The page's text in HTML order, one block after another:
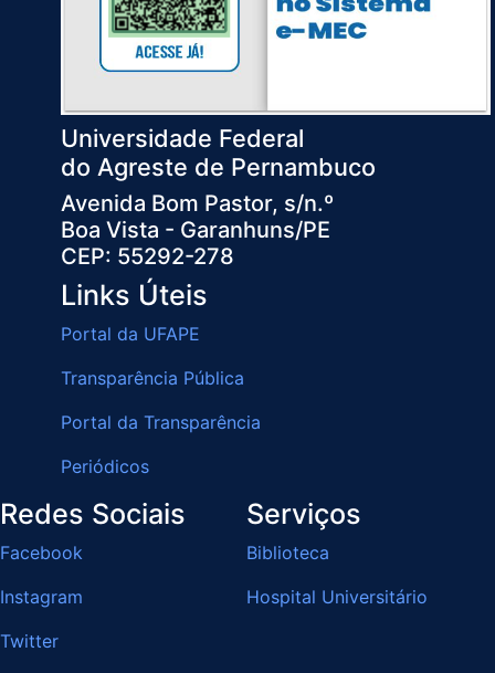
Universidade Federal
do Agreste de Pernambuco
Avenida Bom Pastor, s/n.º
Boa Vista - Garanhuns/PE
CEP: 55292-278
Links Úteis
Portal da UFAPE
Transparência Pública
Portal da Transparência
Periódicos
Redes Sociais
Facebook
Instagram
Twitter
Serviços
Biblioteca
Hospital Universitário